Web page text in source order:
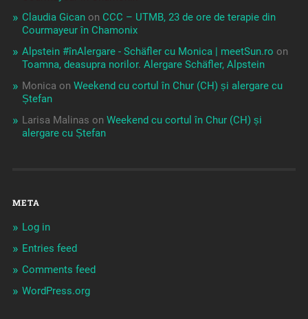
Claudia Gicanon CCC – UTMB, 23 de ore de terapie din
Courmayeur în Chamonix
Alpstein #înAlergare - Schäfler cu Monica | meetSun.ro on
Toamna, deasupra norilor. Alergare Schäfler, Alpstein
Monica on Weekend cu cortul în Chur (CH) și alergare cu
Ștefan
Larisa Malinas on Weekend cu cortul în Chur (CH) și
alergare cu Ștefan
META
Log in
Entries feed
Comments feed
WordPress.org